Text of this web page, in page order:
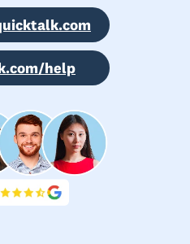
help